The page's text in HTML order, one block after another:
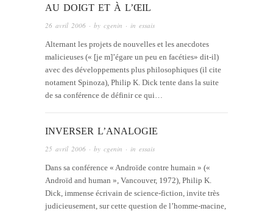
AU DOIGT ET À L’ŒIL
26 avril 2006 · by cgenin · in essais
Alternant les projets de nouvelles et les anecdotes
malicieuses (« [je m]’égare un peu en facéties» dit-il)
avec des développements plus philosophiques (il cite
notament Spinoza), Philip K. Dick tente dans la suite
de sa conférence de définir ce qui…
INVERSER L’ANALOGIE
25 avril 2006 · by cgenin · in essais
Dans sa conférence « Androïde contre humain » («
Androïd and human », Vancouver, 1972), Philip K.
Dick, immense écrivain de science-fiction, invite très
judicieusement, sur cette question de l’homme-macine,